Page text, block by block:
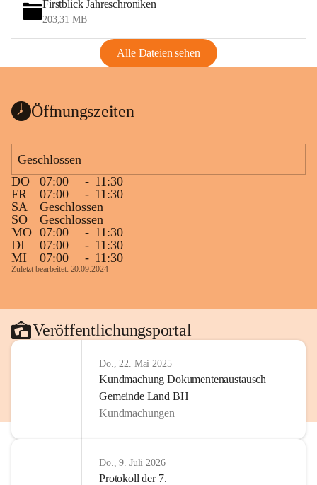
Firstblick Jahreschroniken
203,31 MB
Alle Dateien sehen
Öffnungszeiten
Geschlossen
DO
07:00 - 11:30
FR
07:00 - 11:30
SA
Geschlossen
SO
Geschlossen
MO 07:00 - 11:30
DI
07:00 - 11:30
MI
07:00 - 11:30
Zuletzt bearbeitet: 20.09.2024
Veröffentlichungsportal
Do., 22. Mai 2025
Kundmachung Dokumentenaustausch
Gemeinde Land BH
Kundmachungen
Do., 9. Juli 2026
Protokoll der 7.